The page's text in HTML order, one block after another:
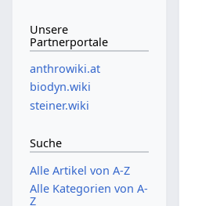
Unsere
Partnerportale
anthrowiki.at
biodyn.wiki
steiner.wiki
Suche
Alle Artikel von A-Z
Alle Kategorien von A-
Z